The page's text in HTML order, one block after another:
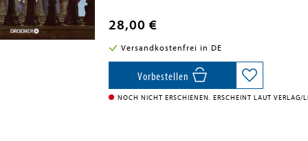
Verzweiflung beschlossen hat, sich
Raum und Zeit, an dem die
die Möglichkeit, all das zu ändern,
in einem anderen Leben glücklich
ist?
Das internationale Phänomen und
hinreißend illustrierte Graphic
Fordham
Ein absolutes Muss für die
und neuer Leser gleichermaßen
Entdecken Sie auch die Romane von
Die Familie Radley, Für immer, euer
28,00 €
Versandkostenfrei in DE
Vorbestellen
NOCH NICHT ERSCHIENEN. ERSCHEINT LAUT VERLAG/